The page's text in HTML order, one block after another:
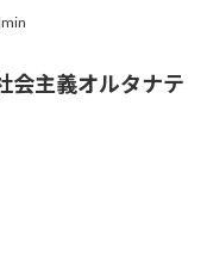
会主義オルタナテ